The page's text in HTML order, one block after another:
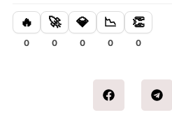
🔥
0
🚀
0
💎
0
📉
0
👏
0